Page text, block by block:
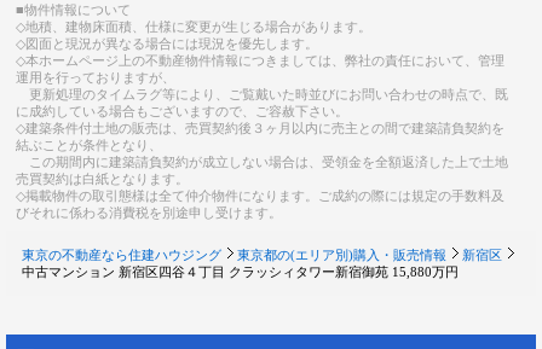
■物件情報について
◇地積、建物床面積、仕様に変更が生じる場合があります。
◇図面と現況が異なる場合には現況を優先します。
◇本ホームページ上の不動産物件情報につきましては、弊社の責任において、管理
運用を行っておりますが、
更新処理のタイムラグ等により、ご覧戴いた時並びにお問い合わせの時点で、既
に成約している場合もございますので、ご容赦下さい。
◇建築条件付土地の販売は、売買契約後３ヶ月以内に売主との間で建築請負契約を
結ぶことが条件となり、
この期間内に建築請負契約が成立しない場合は、受領金を全額返済した上で土地
売買契約は白紙となります。
◇掲載物件の取引態様は全て仲介物件になります。ご成約の際には規定の手数料及
びそれに係わる消費税を別途申し受けます。
東京の不動産なら住建ハウジング 東京都の(エリア別)購入・販売情報
新宿区
中古マンション 新宿区四谷４丁目 クラッシィタワー新宿御苑 15,880万円